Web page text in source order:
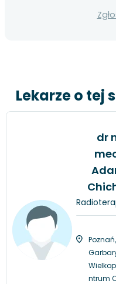
Lekarze o tej
dr
ntrum